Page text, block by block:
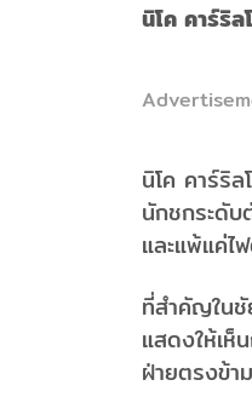
นิโค คาร์ริล
นิโค คาร์ริ
นักชกระดั
และแพ้แค่ไ
ที่สำคัญใน
แสดงให้เ
ฝ่ายตรงข้า